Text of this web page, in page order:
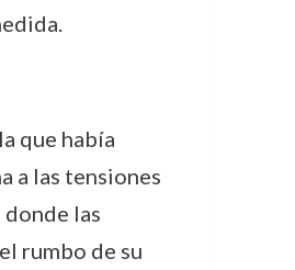
que había
a las tensiones
las
rumbo de su